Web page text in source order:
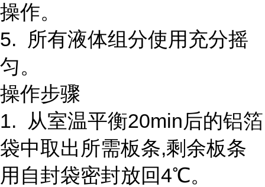
操作。
5. 所有液体组分使用充分摇
匀。
操作步骤
1. 从室温平衡20min后的铝箔
袋中取出所需板条,剩余板条
用自封袋密封放回4℃。